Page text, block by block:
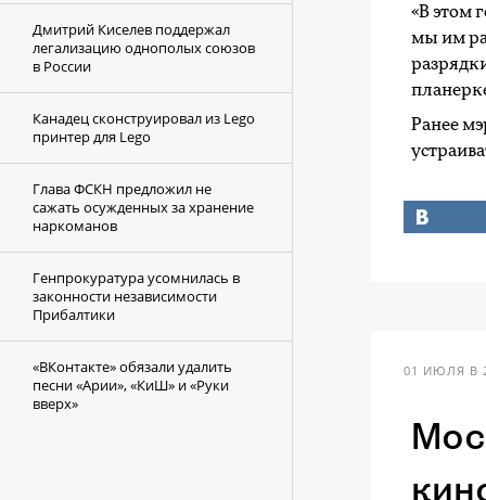
Дмитрий Киселев поддержал
легализацию однополых союзов
в России
Канадец сконструировал из Lego
принтер для Lego
Глава ФСКН предложил не
сажать осужденных за хранение
наркоманов
Генпрокуратура усомнилась в
законности независимости
Прибалтики
«ВКонтакте» обязали удалить
песни «Арии», «КиШ» и «Руки
вверх»
«В этом
мы им
Ранее
01 ИЮЛЯ В